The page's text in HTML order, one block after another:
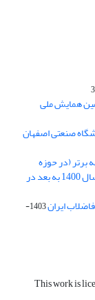
همایش ملی
صنعتی اصفهان
برتر (در حوزه
علوم و مهندسی آب و فاضلاب) ویژه دانش آموختگان سال 1400 به بعد در
ایران
1403-
This work is